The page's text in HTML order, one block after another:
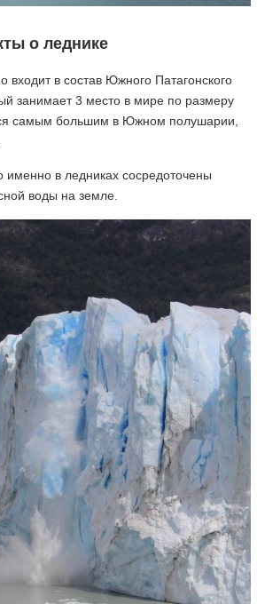
о леднике
входит в состав Южного Патагонского
занимает 3 место в мире по размеру
самым большим в Южном полушарии,
именно в ледниках сосредоточены
воды на земле.